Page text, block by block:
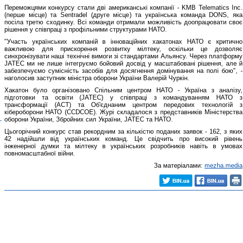
Переможцями конкурсу стали дві американські компанії - KMB Telematics Inc.
(перше місце) та Sentradel (друге місце) та українська команда DONS, яка
посіла третю сходинку. Всі команди отримали можливість доопрацювати своє
рішення у співпраці з профільними структурами НАТО.
"Участь українських компаній в інноваційних хакатонах НАТО є критично
важливою для прискорення розвитку мілтеку, оскільки це дозволяє
синхронізувати наші технічні вимоги зі стандартами Альянсу. Через платформу
JATEC ми не лише інтегруємо бойовий досвід у масштабовані рішення, але й
забезпечуємо сумісність засобів для досягнення домінування на полі бою", -
наголосив заступник міністра оборони України Валерій Чуркін.
Хакатон було організовано Спільним центром НАТО - Україна з аналізу,
підготовки та освіти (JATEC) у співпраці з командуванням НАТО з
трансформації (ACT) та Об'єднаним центром передових технологій з
кібероборони НАТО (CCDCOE). Журі складалося з представників Міністерства
оборони України, Збройних сил України, JATEC та НАТО.
Цьогорічний конкурс став рекордним за кількістю поданих заявок - 162, з яких
42 надійшли від українських команд. Це свідчить про високий рівень
інженерної думки та мілтеку в українських розробників навіть в умовах
повномасштабної війни.
За матеріалами: mezha.media